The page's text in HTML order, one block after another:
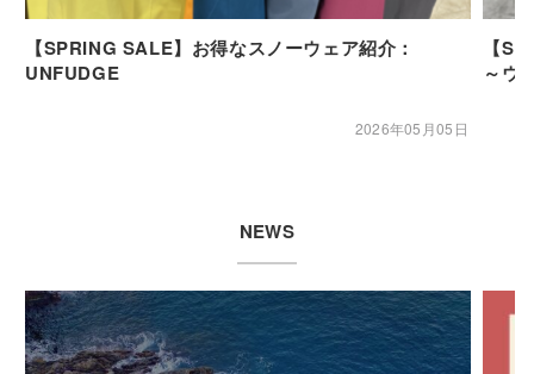
【SPRING SALE】お得なスノーウェア紹介：
UNFUDGE
2026年05月05日
【
～ウ
NEWS